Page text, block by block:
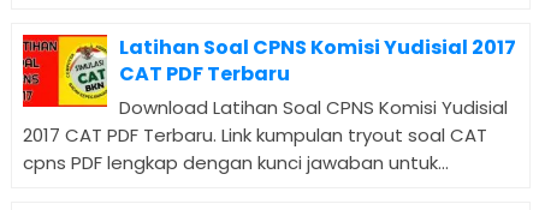
Latihan Soal CPNS Komisi Yudisial 2017
CAT PDF Terbaru
Download Latihan Soal CPNS Komisi Yudisial
2017 CAT PDF Terbaru. Link kumpulan tryout soal CAT
cpns PDF lengkap dengan kunci jawaban untuk...